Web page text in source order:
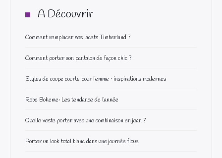
A Découvrir
Comment remplacer ses lacets Timberland ?
Comment porter son pantalon de façon chic ?
Styles de coupe courte pour femme : inspirations modernes
Robe Boheme: Les tendance de l’année
Quelle veste porter avec une combinaison en jean ?
Porter un look total blanc dans une journée floue